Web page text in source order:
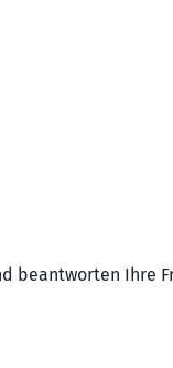
beantworten Ihre